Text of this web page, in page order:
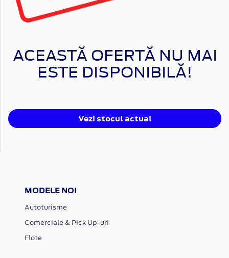
ACEASTĂ OFERTĂ NU MAI
ESTE DISPONIBILĂ!
Vezi stocul actual
MODELE NOI
Autoturisme
Comerciale & Pick Up-uri
Flote